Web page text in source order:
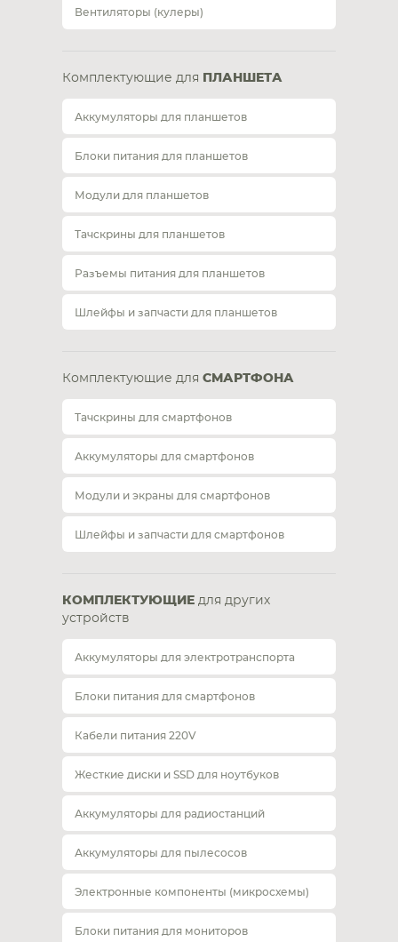
Вентиляторы (кулеры)
Комплектующие для ПЛАНШЕТА
Аккумуляторы для планшетов
Блоки питания для планшетов
Модули для планшетов
Тачскрины для планшетов
Разъемы питания для планшетов
Шлейфы и запчасти для планшетов
Комплектующие для СМАРТФОНА
Тачскрины для смартфонов
Аккумуляторы для смартфонов
Модули и экраны для смартфонов
Шлейфы и запчасти для смартфонов
КОМПЛЕКТУЮЩИЕ для других
устройств
Аккумуляторы для электротранспорта
Блоки питания для смартфонов
Кабели питания 220V
Жесткие диски и SSD для ноутбуков
Аккумуляторы для радиостанций
Аккумуляторы для пылесосов
Электронные компоненты (микросхемы)
Блоки питания для мониторов